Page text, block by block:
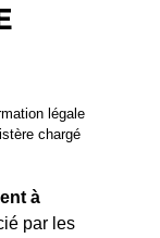
légale
chargé
à
par les